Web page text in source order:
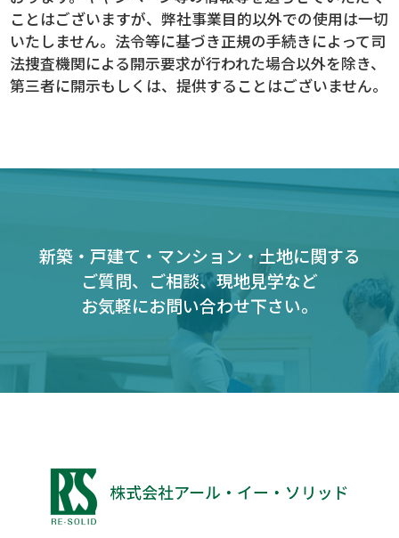
ことはございますが、弊社事業目的以外での使用は一切
いたしません。法令等に基づき正規の手続きによって司
法捜査機関による開示要求が行われた場合以外を除き、
第三者に開示もしくは、提供することはございません。
新築・戸建て・マンション・土地に関する
ご質問、ご相談、現地見学など
お気軽にお問い合わせ下さい。